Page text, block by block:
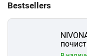
Bestsellers